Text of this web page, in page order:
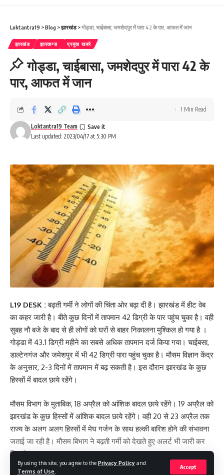
By using this site, you agree to the Privacy Policy and
Terms of Use
Accept
Loktantra19 >Blog >झारखंड>गोड्डा, चाईबासा, जमशेदपुर में पारा 42 के पार, आफत में जान
झारखंड झारखण्ड प्रमुख खबरे
गोड्डा, चाईबासा, जमशेदपुर में पारा 42 के
पार, आफत में जान
Last updated: 2023/04/17 at 5:30 PM
Loktantra19 Team
1 Min Read
L19 DESK : बढ़ती गर्मी ने लोगों की चिंता ओर बढ़ा दी है। झारखंड में हीट वेब
का कहर जारी है। बीते कुछ दिनों में तापमान 42 डिग्री के पार पहुंच चुका है। वही
सुबह नौ बजे के बाद से ही लोगों को घरों से बाहर निकालना मुश्किल हो गया है ।
गोड्डा में 43.1 डिग्री महीने का सबसे अधिक तापमान दर्ज किया गया। चाईबसा,
डाल्टेनगंज और जमेशपुर में भी 42 डिग्री पारा पहुंच चुका है। मौसम विज्ञान केंद्र
के अनुसार, 2-3 दिनों में तापमान में बढ़ सकती है। इस दौरान झारखंड के कुछ
हिस्सों में बादल छाये रहेंगे।
मौसम विभाग के मुताबिक, 18 अप्रैल को आंशिक बादल छाये रहेंगे। 19 अप्रैल को
झारखंड के कुछ हिस्सों में आंशिक बादल छाये रहेंगे। वही 20 से 23 अप्रैल तक
राज्य के अलग अलग हिस्सों में मेघ गर्जन के साथ हल्की बारिश होने की संभावना
जताई जा रही है। मौसम बिभाग ने बढ़ती गर्मी को देखते हुए अलर्ट भी जारी कर
दिया है ।